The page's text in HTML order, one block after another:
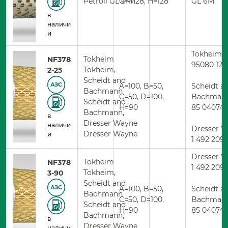
в
наличи
и
NF378
2-25
АЗС
в
наличи
и
Tokheim
Tokheim,
Scheidt and
Bachmann
Scheidt and
Bachmann,
Dresser Wayne
Dresser Wayne
A=100, B=50,
C=50, D=100,
H=90
Tokheim
95080 12
Scheidt
85 04074
Dresser
1 492 209
NF378
3-90
АЗС
в
Tokheim
Tokheim,
Scheidt and
Bachmann
Scheidt and
Bachmann,
Dresser Wayne
A=100, B=50,
C=50, D=100,
H=90
Dresser
1 492 209
Scheidt
85 04074